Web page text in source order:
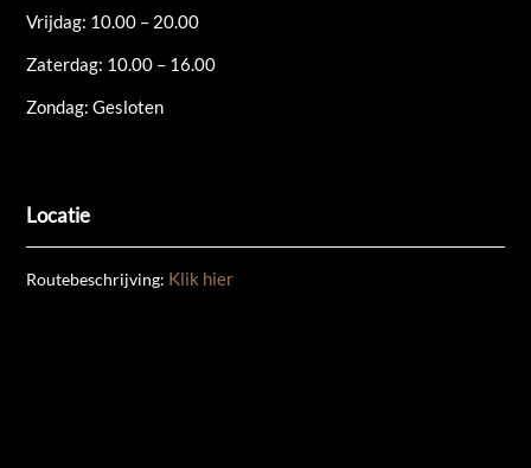
Vrijdag: 10.00 – 20.00
Zaterdag: 10.00 – 16.00
Zondag: Gesloten
Locatie
Routebeschrijving: Klik hier